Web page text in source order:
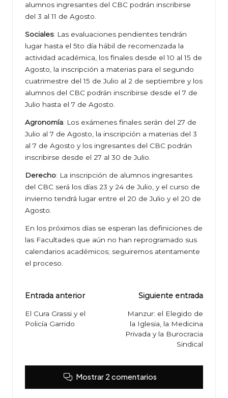
alumnos ingresantes del CBC podrán inscribirse
del 3 al 11 de Agosto.
Sociales: Las evaluaciones pendientes tendrán
lugar hasta el 5to día hábil de recomenzada la
actividad académica, los finales desde el 10 al 15 de
Agosto, la inscripción a materias para el segundo
cuatrimestre del 15 de Julio al 2 de septiembre y los
alumnos del CBC podrán inscribirse desde el 7 de
Julio hasta el 7 de Agosto.
Agronomía: Los exámenes finales serán del 27 de
Julio al 7 de Agosto, la inscripción a materias del 3
al 7 de Agosto y los ingresantes del CBC podrán
inscribirse desde el 27 al 30 de Julio.
Derecho: La inscripción de alumnos ingresantes
del CBC será los días 23 y 24 de Julio, y el curso de
invierno tendrá lugar entre el 20 de Julio y el 20 de
Agosto.
En los próximos días se esperan las definiciones de
las Facultades que aún no han reprogramado sus
calendarios académicos; seguiremos atentamente
el proceso.
Navegación
de
entradas
Entrada anterior
El Cura Grassi y el
Policía Garrido
Siguiente entrada
Manzur: el Elegido de
la Iglesia, la Medicina
Privada y la Burocracia
Sindical
Mostrar 2 comentarios